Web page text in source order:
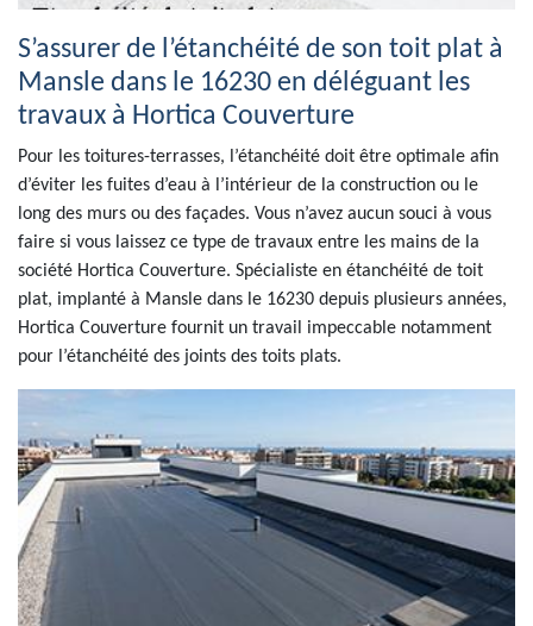
S’assurer de l’étanchéité de son toit plat à
Mansle dans le 16230 en déléguant les
travaux à Hortica Couverture
Pour les toitures-terrasses, l’étanchéité doit être optimale afin
d’éviter les fuites d’eau à l’intérieur de la construction ou le
long des murs ou des façades. Vous n’avez aucun souci à vous
faire si vous laissez ce type de travaux entre les mains de la
société Hortica Couverture. Spécialiste en étanchéité de toit
plat, implanté à Mansle dans le 16230 depuis plusieurs années,
Hortica Couverture fournit un travail impeccable notamment
pour l’étanchéité des joints des toits plats.